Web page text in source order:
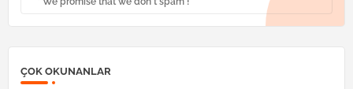
ÇOK OKUNANLAR